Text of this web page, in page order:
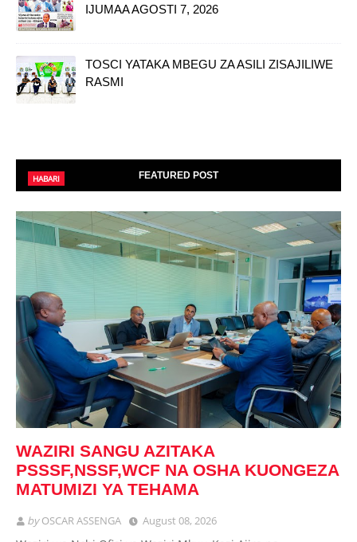
IJUMAA AGOSTI 7, 2026
TOSCI YATAKA MBEGU ZA ASILI ZISAJILIWE
RASMI
FEATURED POST
HABARI
WAZIRI SANGU AZITAKA
PSSSF,NSSF,WCF NA OSHA KUONGEZA
MATUMIZI YA TEHAMA
byOSCAR ASSENGA August 08, 2026